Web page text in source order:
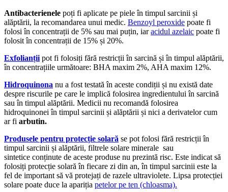
Antibacterienele poți fi aplicate pe piele în timpul sarcinii și
alăptării, la recomandarea unui medic. Benzoyl peroxide poate fi
folosi în concentrații de 5% sau mai puțin, iaracidul azelaic poate fi
folosit în concentrații de 15% și 20%.
Exfolianții pot fi folosiți fără restricții în sarcină și în timpul alăptării,
în concentrațiile următoare: BHA maxim 2%, AHA maxim 12%.
Hidroquinona nu a fost testată în aceste condiții și nu există date
despre riscurile pe care le implică folosirea ingredientului în sarcină
sau în timpul alăptării. Medicii nu recomandă folosirea
hidroquinonei în timpul sarcinii și alăptării și nici a derivatelor cum
ar fi arbutin.
Produsele pentru protecție solară se pot folosi fără restricții în
timpul sarcinii și alăptării, filtrele solare minerale sau
sintetice conținute de aceste produse nu prezintă risc. Este indicat să
folosiți protecție solară în fiecare zi din an, în timpul sarcinii este la
fel de important să vă protejați de razele ultraviolete. Lipsa protecției
solare poate duce la apariția petelor pe ten (chloasma).